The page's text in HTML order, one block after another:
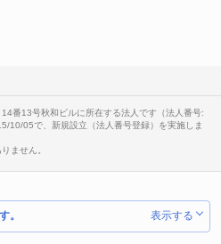
番13号秋和ビルに所在する法人です（法人番号:
10/05で、新規設立（法人番号登録）を実施しま
ません。
。 表示する